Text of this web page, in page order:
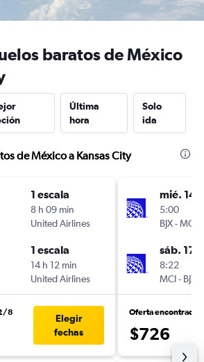
baratos de México
Última
hora
Solo
ida
de México a Kansas City
1 escala
8 h 09 min
United Airlines
1 escala
14 h 12 min
United Airlines
8
Elegir
fechas
mié. 14/
5:00
BJX-MCI
sáb. 17/
8:22
MCI- BJX
Oferta encontrada
$726